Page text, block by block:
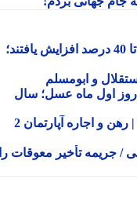
موبایل ها گران تر شدند / برخی مدل ها تا 40 درصد افزایش یافتند؛
و ابومسلم
اول ماه عسل؛ سال
لیست قیمت اجاره مسکن در پاسداران | رهن و اجاره آپارتمان 2
تأخیر معوقات را